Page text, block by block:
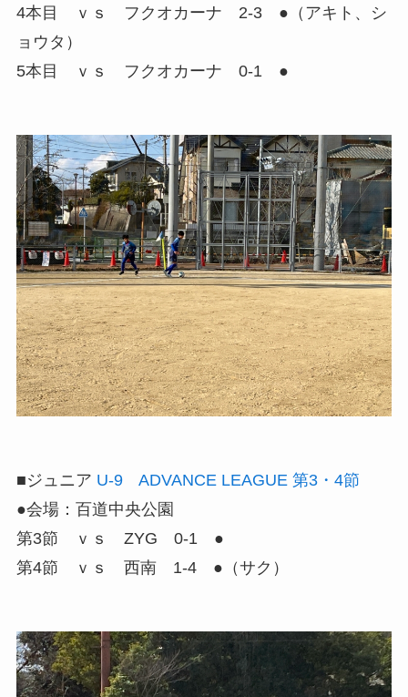
4本目 ｖｓ フクオカーナ 2-3 ●（アキト、シ
ョウタ）
5本目 ｖｓ フクオカーナ 0-1 ●
■ジュニア U-9 ADVANCE LEAGUE 第3・4節
●会場：百道中央公園
第3節 ｖｓ ZYG 0-1 ●
第4節 ｖｓ 西南 1-4 ●（サク）